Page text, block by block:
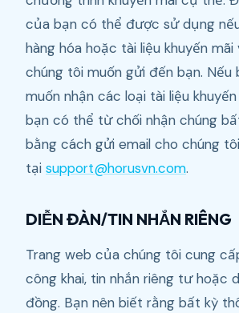
của bạn có thể được sử dụng
hàng hóa hoặc tài liệu khuyến
chúng tôi muốn gửi đến bạn. Nếu
muốn nhận các loại tài liệu
bạn có thể từ chối nhận chúng
bằng cách gửi email cho chúng tôi
tại support@horusvn.com.
DIỄN ĐÀN/TIN NHẮN RIÊNG
Trang web của chúng tôi cung
công khai, tin nhắn riêng tư hoặc
đồng. Bạn nên biết rằng bất kỳ